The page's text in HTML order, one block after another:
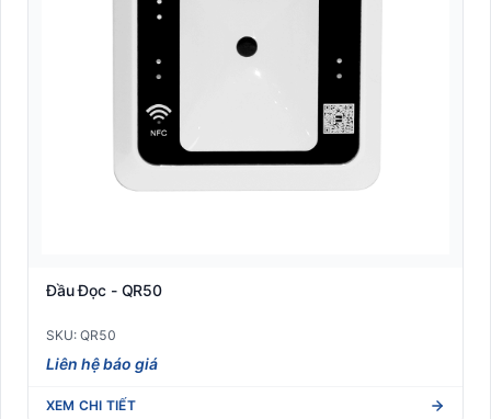
Đầu Đọc - QR50
SKU: QR50
Liên hệ báo giá
XEM CHI TIẾT